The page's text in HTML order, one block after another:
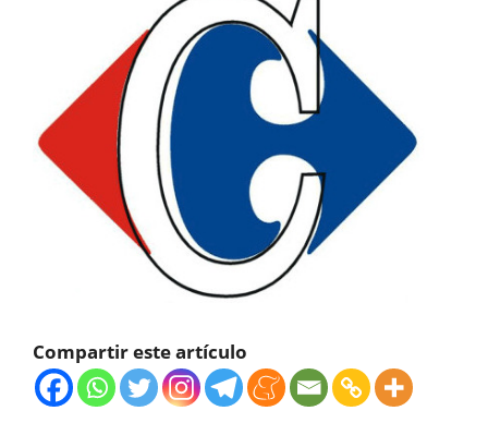
Compartir este artículo